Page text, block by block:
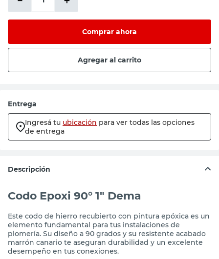
Comprar ahora
Agregar al carrito
Entrega
Ingresá tu ubicación para ver todas las opciones
de entrega
Descripción
Codo Epoxi 90° 1" Dema
Este codo de hierro recubierto con pintura epóxica es un
elemento fundamental para tus instalaciones de
plomería. Su diseño a 90 grados y su resistente acabado
marrón canario te aseguran durabilidad y un excelente
desempeño en tus conexiones.